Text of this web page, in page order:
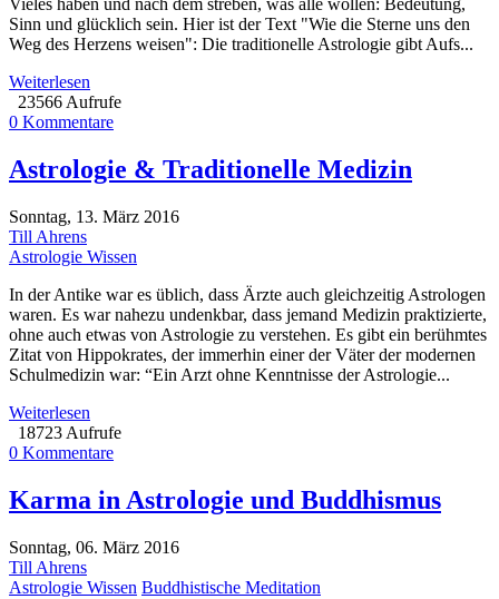
Vieles haben und nach dem streben, was alle wollen: Bedeutung,
Sinn und glücklich sein. Hier ist der Text "Wie die Sterne uns den
Weg des Herzens weisen": Die traditionelle Astrologie gibt Aufs...
Weiterlesen
23566 Aufrufe
0 Kommentare
Astrologie & Traditionelle Medizin
Sonntag, 13. März 2016
Till Ahrens
Astrologie Wissen
In der Antike war es üblich, dass Ärzte auch gleichzeitig Astrologen
waren. Es war nahezu undenkbar, dass jemand Medizin praktizierte,
ohne auch etwas von Astrologie zu verstehen. Es gibt ein berühmtes
Zitat von Hippokrates, der immerhin einer der Väter der modernen
Schulmedizin war: “Ein Arzt ohne Kenntnisse der Astrologie...
Weiterlesen
18723 Aufrufe
0 Kommentare
Karma in Astrologie und Buddhismus
Sonntag, 06. März 2016
Till Ahrens
Astrologie Wissen Buddhistische Meditation